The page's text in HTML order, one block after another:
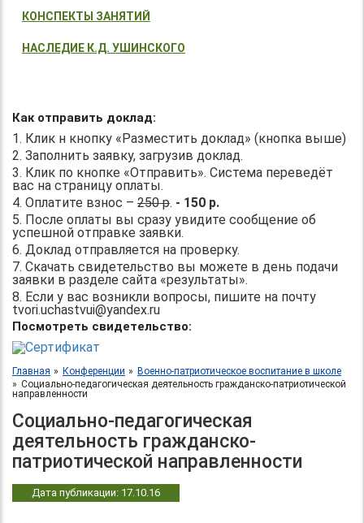
КОНСПЕКТЫ ЗАНЯТИЙ
НАСЛЕДИЕ К.Д. УШИНСКОГО
Как отправить доклад:
1. Клик н кнопку «Разместить доклад» (кнопка выше)
2. Заполнить заявку, загрузив доклад.
3. Клик по кнопке «Отправить». Система переведёт
вас на страницу оплаты.
4. Оплатите взнос – 250 р. - 150 р.
5. После оплаты вы сразу увидите сообщение об
успешной отправке заявки.
6. Доклад отправляется на проверку.
7. Скачать свидетельство вы можете в день подачи
заявки в разделе сайта «результаты».
8. Если у вас возникли вопросы, пишите на почту
tvori.uchastvui@yandex.ru
Посмотреть свидетельство:
Главная Конференции
Военно-патриотическое воспитание в школе
Социально-педагогическая деятельность гражданско-патриотической
направленности
Социально-педагогическая
деятельность гражданско-
патриотической направленности
Дата публикации: 17.10.16